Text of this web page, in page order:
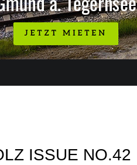
ISSUE NO.42